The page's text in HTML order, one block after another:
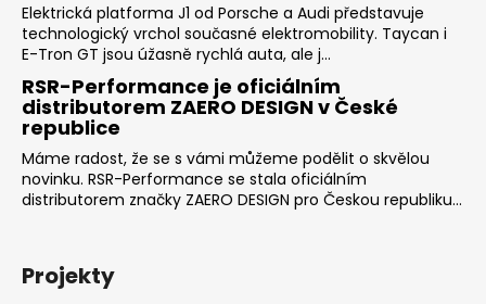
Elektrická platforma J1 od Porsche a Audi představuje
technologický vrchol současné elektromobility. Taycan i
E-Tron GT jsou úžasně rychlá auta, ale j...
RSR-Performance je oficiálním
distributorem ZAERO DESIGN v České
republice
Máme radost, že se s vámi můžeme podělit o skvělou
novinku. RSR-Performance se stala oficiálním
distributorem značky ZAERO DESIGN pro Českou republiku...
Projekty